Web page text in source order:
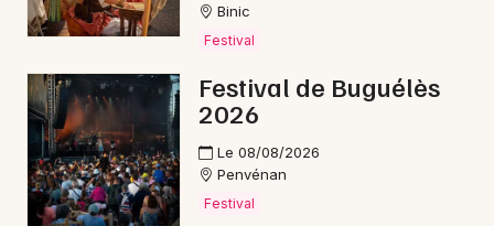
22 - Côtes d'Armor
Choisir mes départements
Binic
Festival
Festival de Buguélès
2026
Le 08/08/2026
Penvénan
Festival